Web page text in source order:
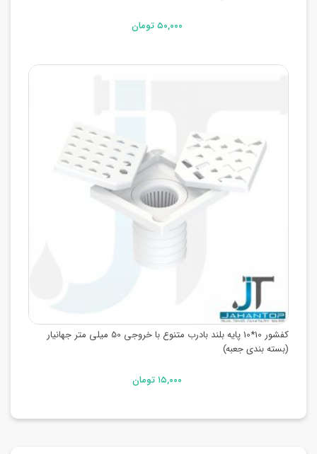
۵۰,۰۰۰ تومان
کفشور 10*10 پایه بلند بادرب متنوع با خروجی 50 میلی متر جهانیار
(بسته بندی جعبه)
۱۵,۰۰۰ تومان